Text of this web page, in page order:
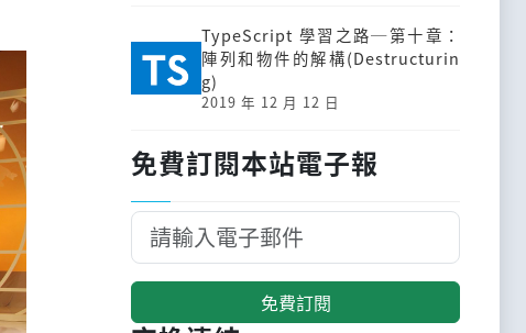
TypeScript 學習之路─第十章：
陣列和物件的解構(Destructurin
g)
2019 年 12 月 12 日
免費訂閱本站電子報
免費訂閱